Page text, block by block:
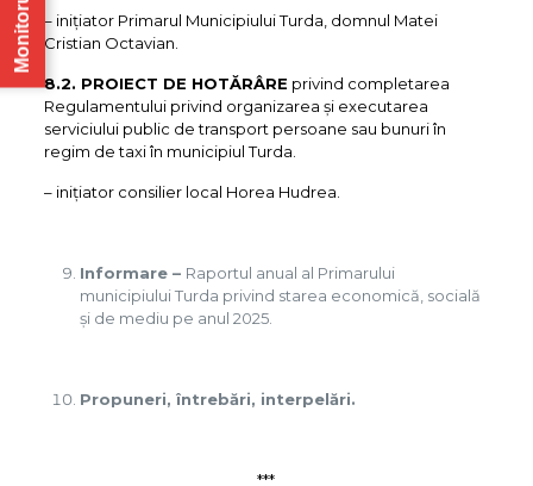
– iniţiator Primarul Municipiului Turda, domnul Matei
Cristian Octavian.
8.2. PROIECT DE HOTĂRÂRE privind completarea
Regulamentului privind organizarea şi executarea
serviciului public de transport persoane sau bunuri în
regim de taxi în municipiul Turda.
– iniţiator consilier local Horea Hudrea.
Informare – Raportul anual al Primarului
municipiului Turda privind starea economică, socială
și de mediu pe anul 2025.
Propuneri, întrebări, interpelări.
***